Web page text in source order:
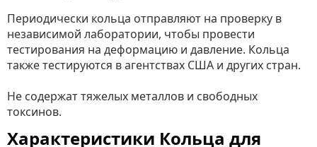
Периодически кольца отправляют на проверку в
независимой лаборатории, чтобы провести
тестирования на деформацию и давление. Кольца
также тестируются в агентствах США и других стран.
Не содержат тяжелых металлов и свободных
токсинов.
Характеристики Кольца для